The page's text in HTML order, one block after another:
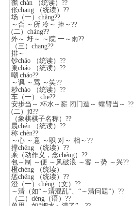
韂 chàn （统读）??
伥chāng （统读）??
场（一）chǎng??
～合 ～所 冷～ 捧～??
(二）cháng??
外～ 圩～ ～院 一～雨??
（三）chang??
排～
钞chāo （统读）??
巢cháo （统读）??
嘲 cháo??
～讽 ～骂 ～笑??
耖chào （统读）??
车（一） chē??
安步当～ 杯水～薪 闭门造～ 螳臂当～ ??
(二）jū??
（象棋棋子名称）??
晨chén （统读）??
称 chèn??
～心 ～意 ～职 对～ 相～??
撑chēng （统读）??
乘（动作义，念chéng）??
包～制 ～便 ～风破浪 ～客 ～势 ～兴??
橙chéng （统读）
惩chéng （统读）??
澄（一）chéng（文）??
～清（如“～清混乱”、“～清问题”）??
（二）dèng（语）??